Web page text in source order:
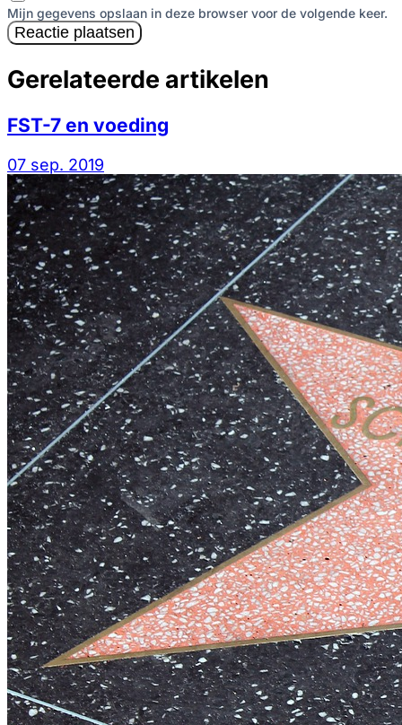
Mijn gegevens opslaan in deze browser voor de volgende keer.
Reactie plaatsen
Gerelateerde artikelen
FST-7 en voeding
07 sep. 2019